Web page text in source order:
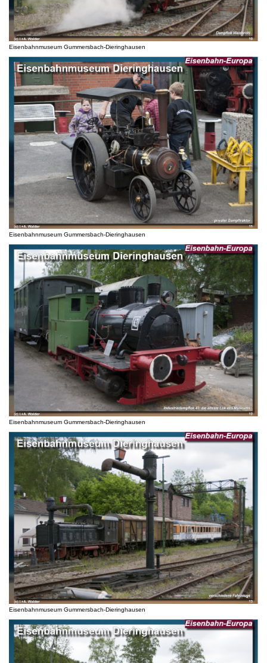
Eisenbahnmuseum Gummersbach-Dieringhausen
Eisenbahnmuseum Gummersbach-Dieringhausen
Eisenbahnmuseum Gummersbach-Dieringhausen
Eisenbahnmuseum Gummersbach-Dieringhausen